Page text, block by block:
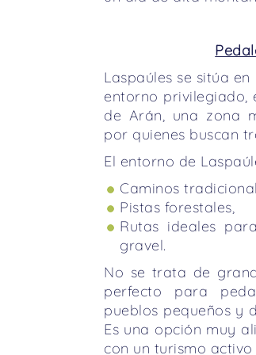
Laspaúles se sitúa
entorno privilegiado,
de Arán, una zona
por quienes buscan
El entorno de
Caminos
Pistas forestales,
Rutas ideales
gravel.
No se trata de
perfecto para
pueblos pequeños y
Es una opción muy
con un turismo